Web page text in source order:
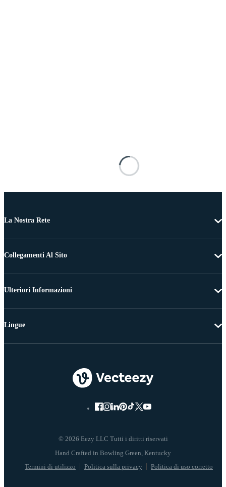
La Nostra Rete
Collegamenti Al Sito
Ulteriori Informazioni
© 2026 Eezy LLC Tutti i diritti riservati
Termini di utilizzo Politica sulla privacy Politica di uso corretto
Lingue